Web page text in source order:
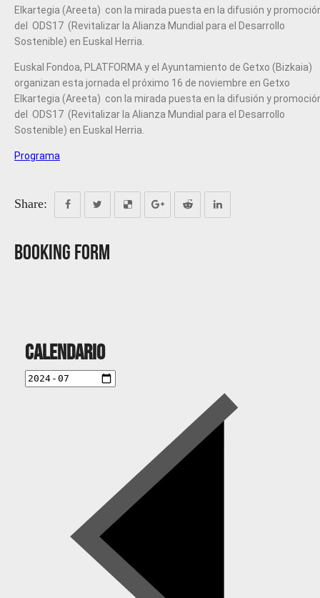
Elkartegia (Areeta) con la mirada puesta en la difusión y
del ODS17 (Revitalizar la Alianza Mundial para el Desarrollo
Sostenible) en Euskal Herria.
Euskal Fondoa, PLATFORMA y el Ayuntamiento de Getxo (Bizkaia)
organizan esta jornada el próximo 16 de noviembre en Getxo
Elkartegia (Areeta) con la mirada puesta en la difusión y
del ODS17 (Revitalizar la Alianza Mundial para el Desarrollo
Sostenible) en Euskal Herria.
Programa
Share:
Booking Form
Calendario